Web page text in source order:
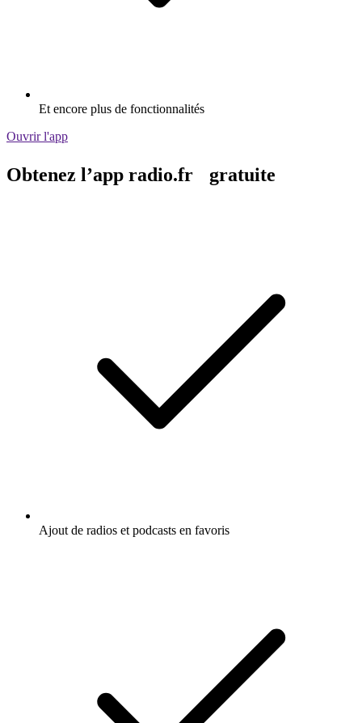
Et encore plus de fonctionnalités
Ouvrir l'app
Obtenez l’app radio.fr gratuite
Ajout de radios et podcasts en favoris